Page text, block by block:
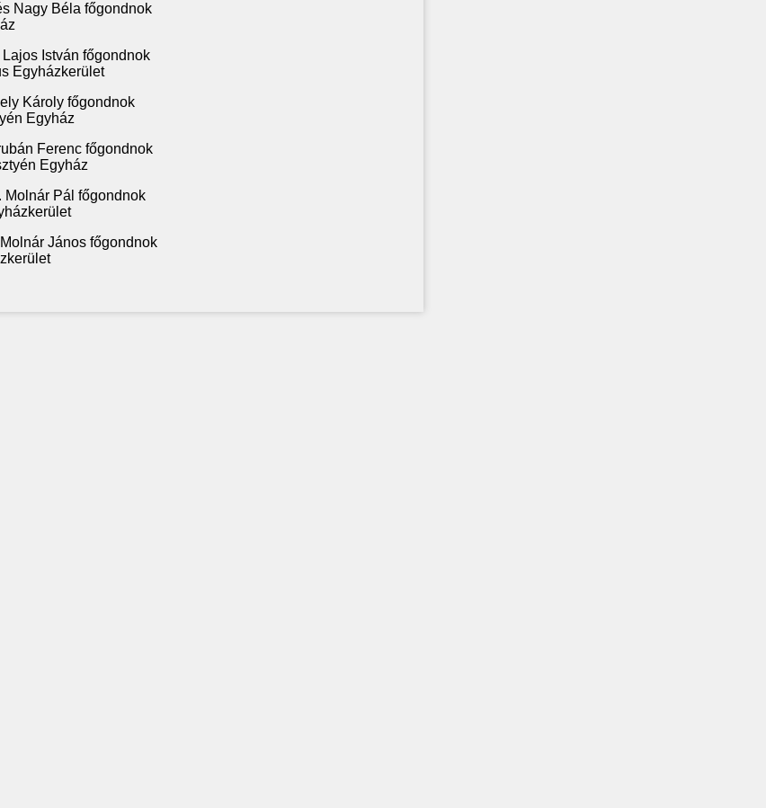
Nagy Béla főgondnok
István főgondnok
Egyházkerület
Károly főgondnok
Egyház
Ferenc főgondnok
Egyház
Molnár Pál főgondnok
János főgondnok